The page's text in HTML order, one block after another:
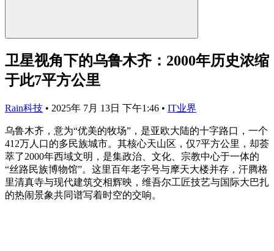
卫星视角下的乌鲁木齐：2000年历史浓缩
于此7平方公里
Rain科技 • 2025年 7月 13日 下午1:46 • IT业界
乌鲁木齐，意为“优美的牧场”，是亚欧大陆的十字路口，一个
412万人口的多民族城市。其核心天山区，仅7平方公里，却荟
萃了2000年西域文明，是集政治、文化、宗教中心于一体的
“丝路民族博物馆”。这里百年老字号与摩天大楼并存，汗腾格
里清真寺与现代建筑交相辉映，维吾尔工匠技艺与国际大巴扎
的热闹景象共同谱写着时空的交响。